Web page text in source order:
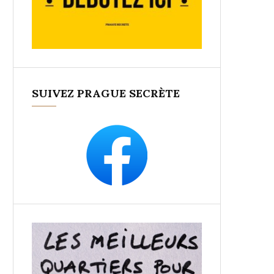
SUIVEZ PRAGUE SECRÈTE